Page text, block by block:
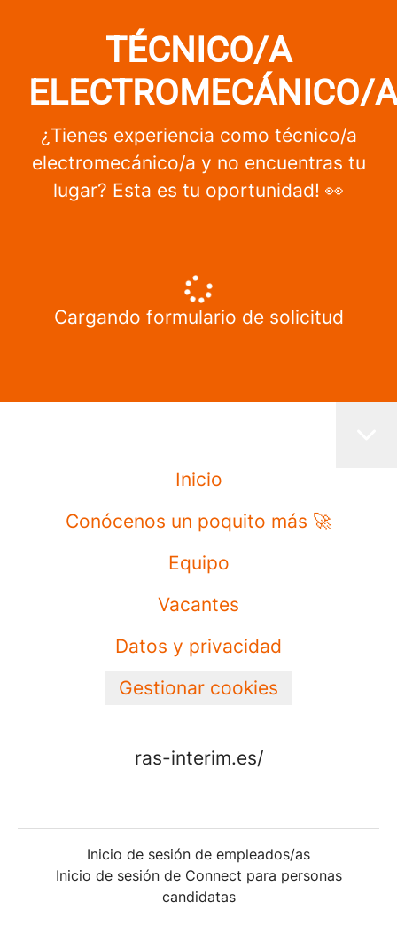
TÉCNICO/A
ELECTROMECÁNICO/A
¿Tienes experiencia como técnico/a
electromecánico/a y no encuentras tu
lugar? Esta es tu oportunidad! 👀
Cargando formulario de solicitud
Inicio
Conócenos un poquito más 🚀
Equipo
Vacantes
Datos y privacidad
Gestionar cookies
ras-interim.es/
Inicio de sesión de empleados/as
Inicio de sesión de Connect para personas
candidatas